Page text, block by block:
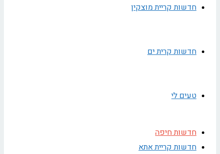
חדשות קריית מוצקין
חדשות קרית ים
טעים לי
חדשות חיפה
חדשות קריית אתא